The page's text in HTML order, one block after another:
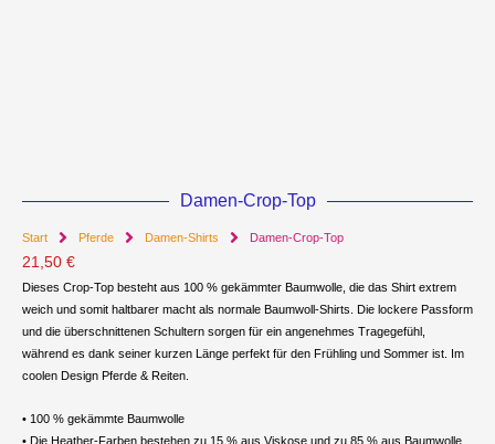
Damen-Crop-Top
Start Pferde Damen-Shirts Damen-Crop-Top
21,50 €
Dieses Crop-Top besteht aus 100 % gekämmter Baumwolle, die das Shirt extrem
weich und somit haltbarer macht als normale Baumwoll-Shirts. Die lockere Passform
und die überschnittenen Schultern sorgen für ein angenehmes Tragegefühl,
während es dank seiner kurzen Länge perfekt für den Frühling und Sommer ist. Im
coolen Design Pferde & Reiten.
• 100 % gekämmte Baumwolle
• Die Heather-Farben bestehen zu 15 % aus Viskose und zu 85 % aus Baumwolle